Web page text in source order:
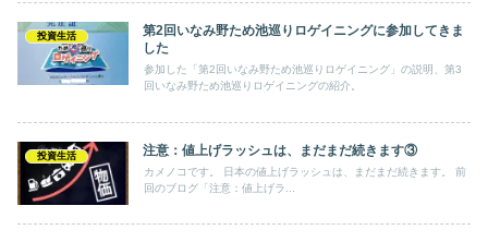
投資生活
第2回いなみ野ため池巡りロゲイニングに参加してきま
した
参加した「第2回いなみ野ため池巡りロゲイニング」の説明、第3
回いなみ野ため池巡りロゲイニングの紹介。
投資生活 注意：値上げラッシュは、まだまだ続きます③
カメノコです。 日本の値上げラッシュは、まだまだ続きます。 前
回のブログ「注意：値上げラ...